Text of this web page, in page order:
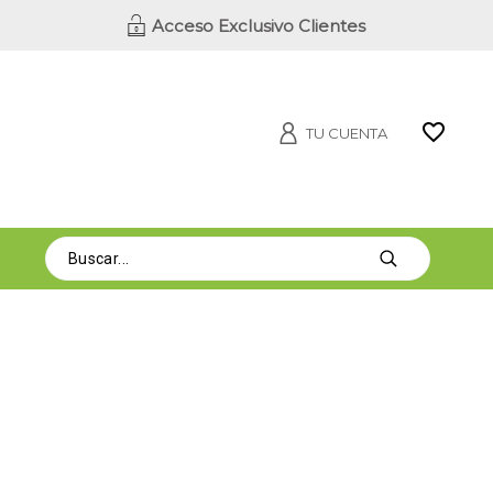
Acceso Exclusivo Clientes
TU CUENTA